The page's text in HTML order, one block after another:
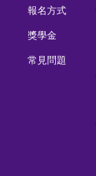
報名方式
獎學金
常見問題